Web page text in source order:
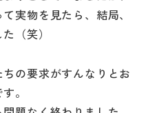
実物を見たら、結局、
（笑）
の要求がすんなりとお
。